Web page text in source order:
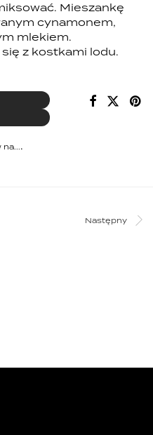
Mieszankę
cynamonem,
mlekiem.
z kostkami lodu.
na....
Następny